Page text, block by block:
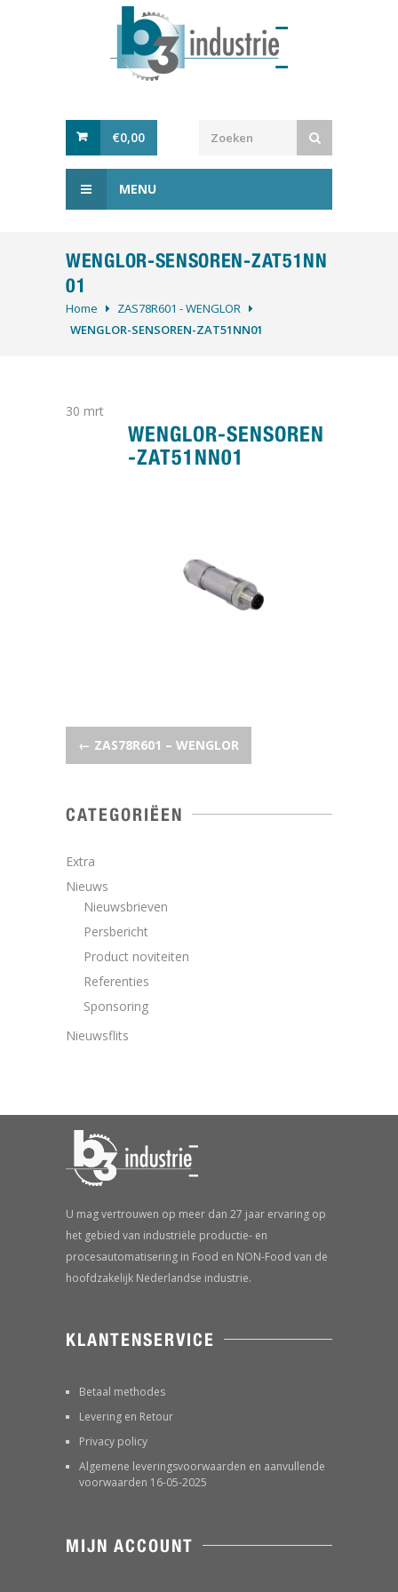
€0,00
MENU
WENGLOR-SENSOREN-ZAT51NN
01
Home
ZAS78R601 - WENGLOR
WENGLOR-SENSOREN-ZAT51NN01
30 mrt
WENGLOR-SENSOREN
-ZAT51NN01
POST NAVIGATION
← ZAS78R601 – WENGLOR
CATEGORIËEN
Extra
Nieuws
Nieuwsbrieven
Persbericht
Product noviteiten
Referenties
Sponsoring
Nieuwsflits
U mag vertrouwen op meer dan 27 jaar ervaring op
het gebied van industriële productie- en
procesautomatisering in Food en NON-Food van de
hoofdzakelijk Nederlandse industrie.
KLANTENSERVICE
Betaal methodes
Levering en Retour
Privacy policy
Algemene leveringsvoorwaarden en aanvullende
voorwaarden 16-05-2025
MIJN ACCOUNT